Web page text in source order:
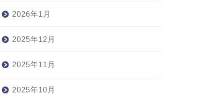
2026年1月
2025年12月
2025年11月
2025年10月